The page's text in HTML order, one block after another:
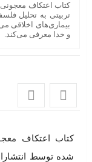
کتاب اعتکاف
تربیتی به تحلیل
بیماری‌های اخلاقی
و خدا معرفی می‌کند.
کتاب اعتکاف
شده توسط